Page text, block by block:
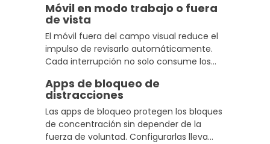
hábitos que interrumpen la
concentración de forma sistemática.
Móvil en modo trabajo o fuera
de vista
El móvil fuera del campo visual reduce el
impulso de revisarlo automáticamente.
Cada interrupción no solo consume los
de concentración y cuesta varios minutos
recuperarlo.
Apps de bloqueo de
distracciones
Las apps de bloqueo protegen los bloques
de concentración sin depender de la
fuerza de voluntad. Configurarlas lleva